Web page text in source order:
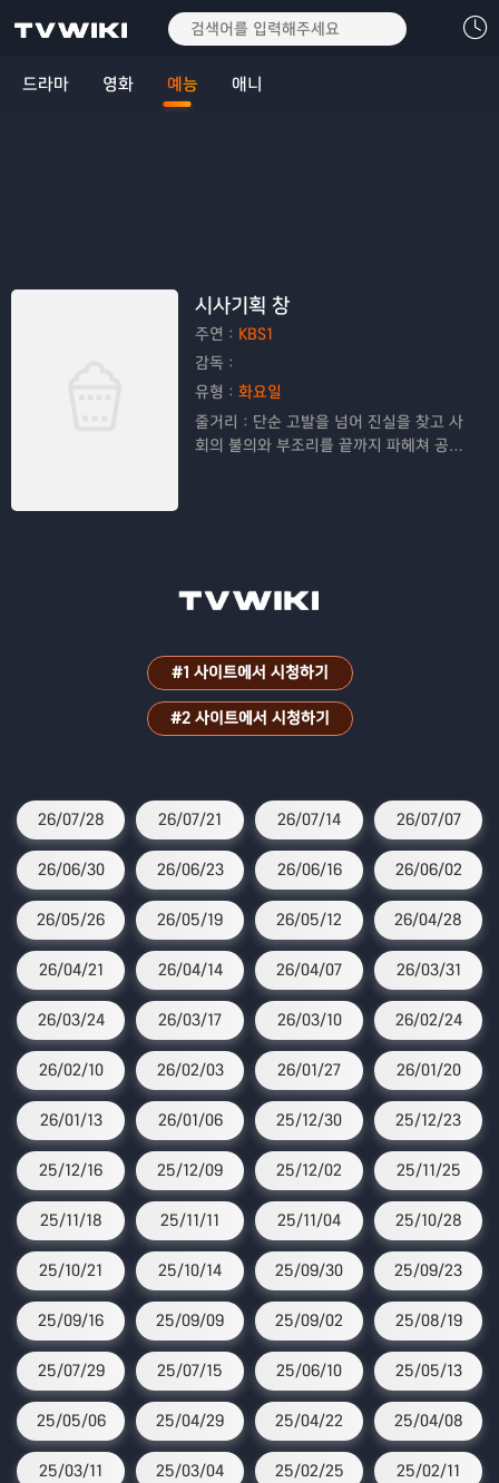
드라마 영화 예능 애니
시사기획 창
주연： KBS1
감독：
유형： 화요일
줄거리： 단순 고발을 넘어 진실을 찾고 사
회의 불의와 부조리를 끝까지 파헤쳐 공정
#1 사이트에서 시청하기
#2 사이트에서 시청하기
26/07/28 26/07/21 26/07/14 26/07/07
26/06/30 26/06/23 26/06/16 26/06/02
26/05/26 26/05/19 26/05/12 26/04/28
26/04/21 26/04/14 26/04/07 26/03/31
26/03/24 26/03/17 26/03/10 26/02/24
26/02/10 26/02/03 26/01/27 26/01/20
26/01/13 26/01/06 25/12/30 25/12/23
25/12/16 25/12/09 25/12/02 25/11/25
25/11/18 25/11/11 25/11/04 25/10/28
25/10/21 25/10/14 25/09/30 25/09/23
25/09/16 25/09/09 25/09/02 25/08/19
25/07/29 25/07/15 25/06/10 25/05/13
25/05/06 25/04/29 25/04/22 25/04/08
25/03/11 25/03/04 25/02/25 25/02/11